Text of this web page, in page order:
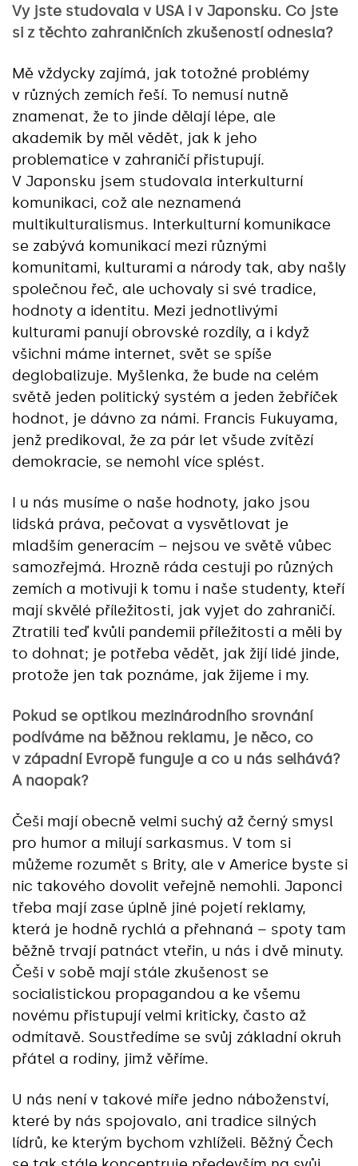
Vy jste studovala v USA i v Japonsku. Co jste
si z těchto zahraničních zkušeností odnesla?
Mě vždycky zajímá, jak totožné problémy
v různých zemích řeší. To nemusí nutně
znamenat, že to jinde dělají lépe, ale
akademik by měl vědět, jak k jeho
problematice v zahraničí přistupují.
V Japonsku jsem studovala interkulturní
komunikaci, což ale neznamená
multikulturalismus. Interkulturní komunikace
se zabývá komunikací mezi různými
komunitami, kulturami a národy tak, aby našly
společnou řeč, ale uchovaly si své tradice,
hodnoty a identitu. Mezi jednotlivými
kulturami panují obrovské rozdíly, a i když
všichni máme internet, svět se spíše
deglobalizuje. Myšlenka, že bude na celém
světě jeden politický systém a jeden žebříček
hodnot, je dávno za námi. Francis Fukuyama,
jenž predikoval, že za pár let všude zvítězí
demokracie, se nemohl více splést.
I u nás musíme o naše hodnoty, jako jsou
lidská práva, pečovat a vysvětlovat je
mladším generacím – nejsou ve světě vůbec
samozřejmá. Hrozně ráda cestuji po různých
zemích a motivuji k tomu i naše studenty, kteří
mají skvělé příležitosti, jak vyjet do zahraničí.
Ztratili teď kvůli pandemii příležitosti a měli by
to dohnat; je potřeba vědět, jak žijí lidé jinde,
protože jen tak poznáme, jak žijeme i my.
Pokud se optikou mezinárodního srovnání
podíváme na běžnou reklamu, je něco, co
v západní Evropě funguje a co u nás selhává?
A naopak?
Češi mají obecně velmi suchý až černý smysl
pro humor a milují sarkasmus. V tom si
můžeme rozumět s Brity, ale v Americe byste si
nic takového dovolit veřejně nemohli. Japonci
třeba mají zase úplně jiné pojetí reklamy,
která je hodně rychlá a přehnaná – spoty tam
běžně trvají patnáct vteřin, u nás i dvě minuty.
Češi v sobě mají stále zkušenost se
socialistickou propagandou a ke všemu
novému přistupují velmi kriticky, často až
odmítavě. Soustředíme se svůj základní okruh
přátel a rodiny, jimž věříme.
U nás není v takové míře jedno náboženství,
které by nás spojovalo, ani tradice silných
lídrů, ke kterým bychom vzhlíželi. Běžný Čech